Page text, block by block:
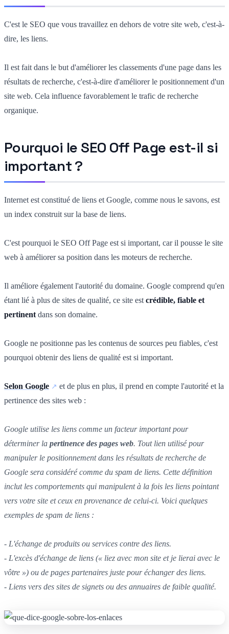
C'est le SEO que vous travaillez en dehors de votre site web, c'est-à-
dire, les liens.
Il est fait dans le but d'améliorer les classements d'une page dans les
résultats de recherche, c'est-à-dire d'améliorer le positionnement d'un
site web. Cela influence favorablement le trafic de recherche
organique.
Pourquoi le SEO Off Page est-il si
important ?
Internet est constitué de liens et Google, comme nous le savons, est
un index construit sur la base de liens.
C'est pourquoi le SEO Off Page est si important, car il pousse le site
web à améliorer sa position dans les moteurs de recherche.
Il améliore également l'autorité du domaine. Google comprend qu'en
étant lié à plus de sites de qualité, ce site est crédible, fiable et
pertinent dans son domaine.
Google ne positionne pas les contenus de sources peu fiables, c'est
pourquoi obtenir des liens de qualité est si important.
Selon Google
et de plus en plus, il prend en compte l'autorité et la
pertinence des sites web :
Google utilise les liens comme un facteur important pour
déterminer la pertinence des pages web. Tout lien utilisé pour
manipuler le positionnement dans les résultats de recherche de
Google sera considéré comme du spam de liens. Cette définition
inclut les comportements qui manipulent à la fois les liens pointant
vers votre site et ceux en provenance de celui-ci. Voici quelques
exemples de spam de liens :
- L'échange de produits ou services contre des liens.
- L'excès d'échange de liens (« liez avec mon site et je lierai avec le
vôtre ») ou de pages partenaires juste pour échanger des liens.
- Liens vers des sites de signets ou des annuaires de faible qualité.